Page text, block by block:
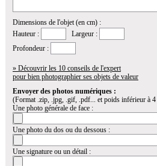
Dimensions de l'objet (en cm) :
Hauteur :
Largeur :
Profondeur :
» Découvrir les 10 conseils de l'expert
pour bien photographier ses objets de valeur
Envoyer des photos numériques :
(Format .zip, .jpg, .gif, .pdf... et poids inférieur à
Une photo générale de face :
Une photo du dos ou du dessous :
Une signature ou un détail :